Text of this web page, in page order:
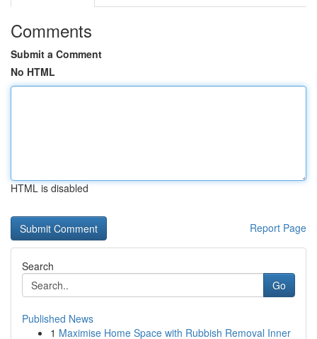
Comments
Submit a Comment
No HTML
HTML is disabled
Report Page
Search
Go
Published News
1 Maximise Home Space with Rubbish Removal Inner